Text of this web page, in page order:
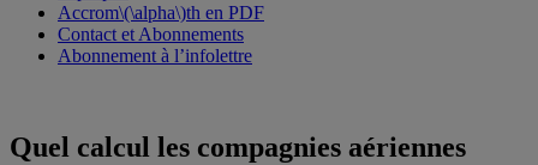
Accrom\(\alpha\)th en PDF
Contact et Abonnements
Abonnement à l’infolettre
Quel calcul les compagnies aériennes